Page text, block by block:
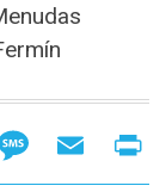
MessageEmail